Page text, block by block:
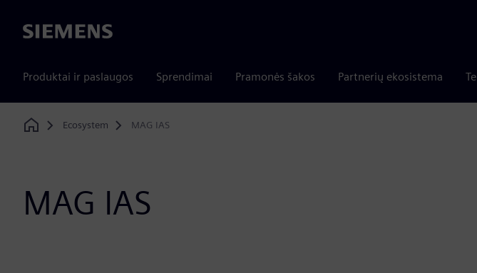
Siemens
Produktai ir paslaugos Sprendimai Pramonės šakos Partnerių ekosistema
Home
Ecosystem MAG IAS
MAG IAS